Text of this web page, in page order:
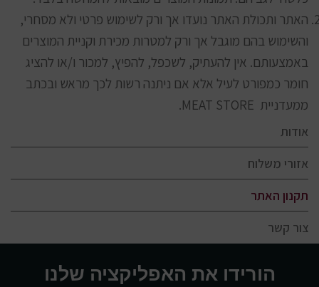
אודות
אזורי משלוח
תקנון האתר
צור קשר
האתר ותכולת האתר נועדו אך ורק לשימוש פרטי ולא מסחרי,
והשימוש בהם מוגבל אך ורק למטרות מכירת וקניית המוצרים
באמצעותם. אין להעתיק, לשכפל, להפיץ, למכור ו/או להציג
חומר כמפורט לעיל אלא אם ניתנה רשות לכך מראש ובכתב
ממעדניית MEAT STORE.
הורידו את האפליקציה שלנו